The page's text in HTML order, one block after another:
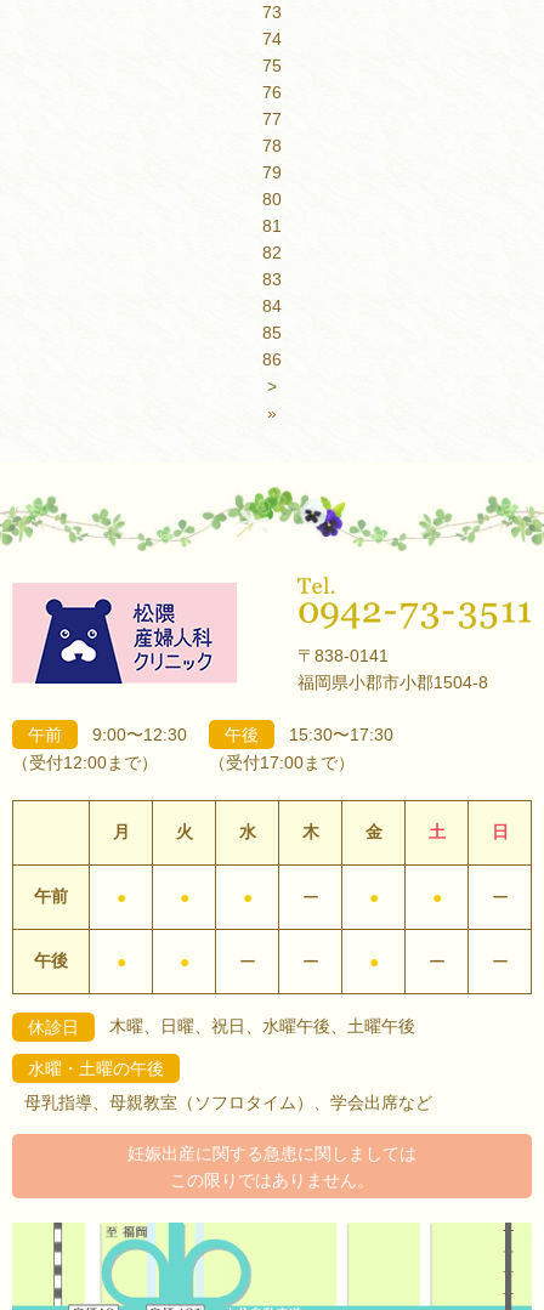
73
74
75
76
77
78
79
80
81
82
83
84
85
86
>
»
〒838-0141
福岡県小郡市小郡1504-8
午前
9:00〜12:30
（受付12:00まで）
午後
15:30〜17:30
（受付17:00まで）
月 火 水 木 金 土 日
午前 ● ● ● ー ● ● ー
午後 ● ● ー ー ● ー ー
休診日 木曜、日曜、祝日、水曜午後、土曜午後
水曜・土曜の午後
母乳指導、母親教室（ソフロタイム）、学会出席など
妊娠出産に関する急患に関しましては
この限りではありません。